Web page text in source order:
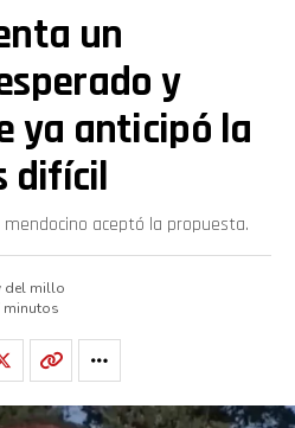
un
y
ya anticipó la
difícil
mendocino aceptó la propuesta.
del millo
minutos